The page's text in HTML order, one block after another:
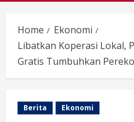
Home
Ekonomi
Libatkan Koperasi Lokal,
Gratis Tumbuhkan
Berita Ekonomi